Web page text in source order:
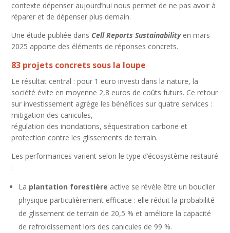
contexte dépenser aujourd’hui nous permet de ne pas avoir à
réparer et de dépenser plus demain.
Une étude publiée dans Cell Reports Sustainabilityen mars
2025 apporte des éléments de réponses concrets.
83 projets concrets sous la loupe
Le résultat central : pour 1 euro investi dans la nature, la
société évite en moyenne 2,8 euros de coûts futurs. Ce retour
sur investissement agrège les bénéfices sur quatre services :
mitigation des canicules,
régulation des inondations, séquestration carbone et
protection contre les glissements de terrain.
Les performances varient selon le type d’écosystème restauré
:
La plantation forestière active se révèle être un bouclier
physique particulièrement efficace : elle réduit la probabilité
de glissement de terrain de 20,5 % et améliore la capacité
de refroidissement lors des canicules de 99 %.